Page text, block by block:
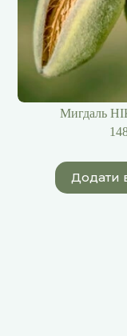
Мигдаль
Додати